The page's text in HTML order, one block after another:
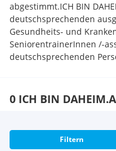
abgestimmt.ICH BIN
deutschsprechenden
Gesundheits- und
SeniorentrainerInnen /-
deutschsprechenden
tätigen Netzwerkpartner
im Netzwerk Tätigen auf
Basis. Ein
0 ICH BIN
Filtern